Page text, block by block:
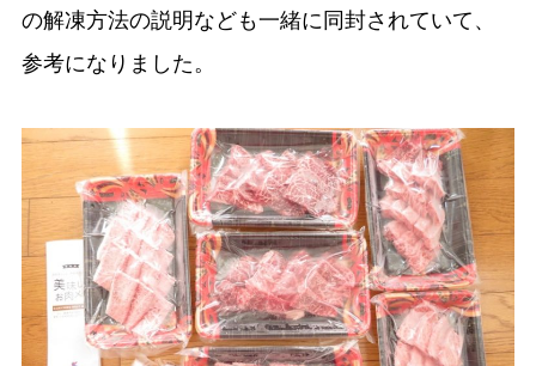
の解凍方法の説明なども一緒に同封されていて、
参考になりました。